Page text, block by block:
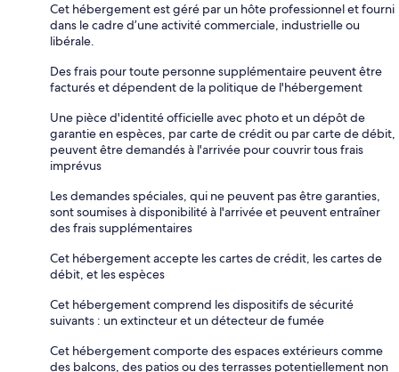
Cet hébergement est géré par un hôte professionnel et fourni
dans le cadre d’une activité commerciale, industrielle ou
libérale.
Des frais pour toute personne supplémentaire peuvent être
facturés et dépendent de la politique de l'hébergement
Une pièce d'identité officielle avec photo et un dépôt de
garantie en espèces, par carte de crédit ou par carte de débit,
peuvent être demandés à l'arrivée pour couvrir tous frais
imprévus
Les demandes spéciales, qui ne peuvent pas être garanties,
sont soumises à disponibilité à l'arrivée et peuvent entraîner
des frais supplémentaires
Cet hébergement accepte les cartes de crédit, les cartes de
débit, et les espèces
Cet hébergement comprend les dispositifs de sécurité
suivants : un extincteur et un détecteur de fumée
Cet hébergement comporte des espaces extérieurs comme
des balcons, des patios ou des terrasses potentiellement non